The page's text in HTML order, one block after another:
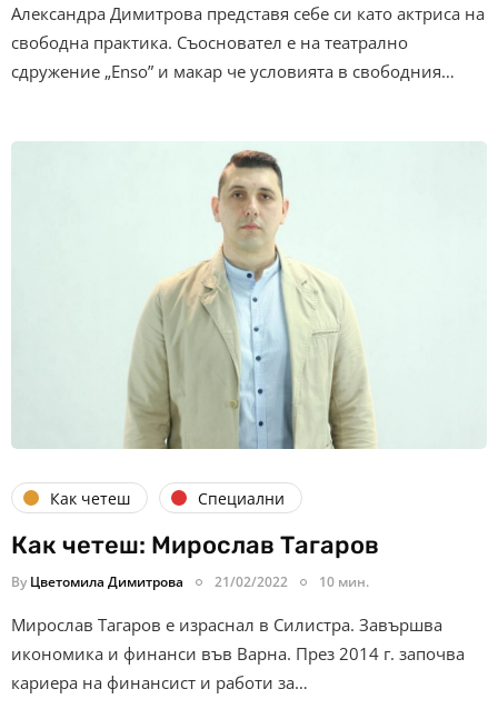
Александра Димитрова представя себе си като актриса на
свободна практика. Съосновател е на театрално
сдружение „Enso” и макар че условията в свободния…
Как четеш Специални
Как четеш: Мирослав Тагаров
By Цветомила Димитрова 21/02/2022 10 мин.
Мирослав Тагаров е израснал в Силистра. Завършва
икономика и финанси във Варна. През 2014 г. започва
кариера на финансист и работи за…